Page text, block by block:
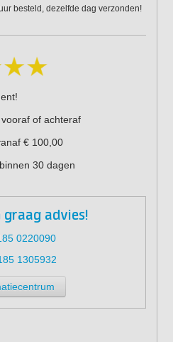
besteld, dezelfde dag verzonden!
of achteraf
€ 100,00
30 dagen
graag advies!
0220090
1305932